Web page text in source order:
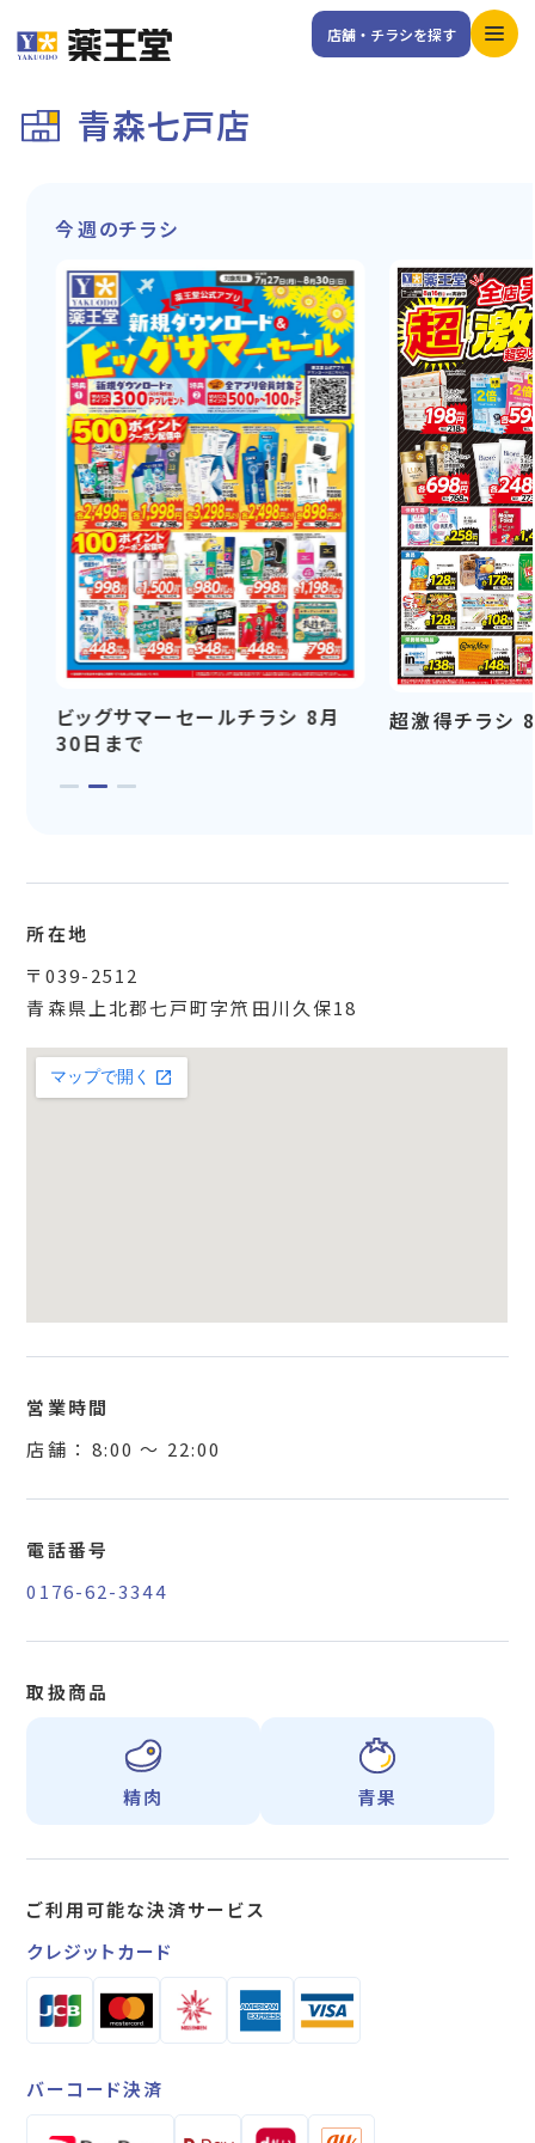
店舗・チラシを探す
青森七戸店
所在地
〒039-2512
青森県上北郡七戸町字笊田川久保18
営業時間
店舗 ： 8:00 〜 22:00
電話番号
0176-62-3344
取扱商品
精肉 青果
ご利用可能な決済サービス
クレジットカード
バーコード決済
今週のチラシ
ビッグサマーセールチラシ 8月
30日まで
超激得チラシ